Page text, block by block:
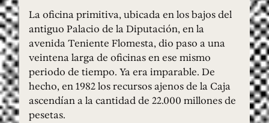
La oficina primitiva, ubicada en los bajos del
antiguo Palacio de la Diputación, en la
avenida Teniente Flomesta, dio paso a una
veintena larga de oficinas en ese mismo
periodo de tiempo. Ya era imparable. De
hecho, en 1982 los recursos ajenos de la Caja
ascendían a la cantidad de 22.000 millones de
pesetas.